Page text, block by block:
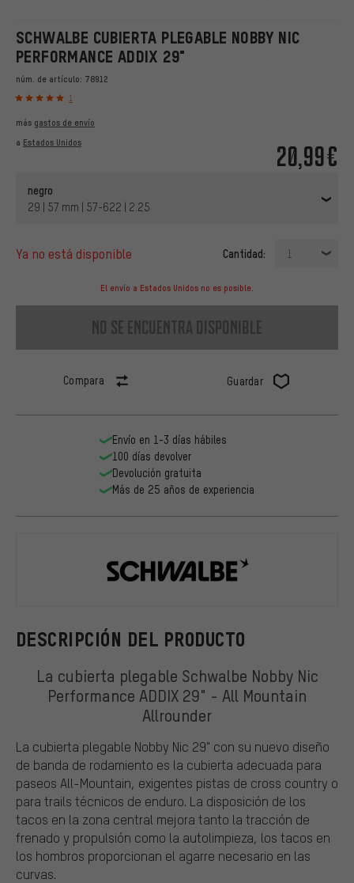
SCHWALBE CUBIERTA PLEGABLE NOBBY NIC
PERFORMANCE ADDIX 29"
núm. de artículo: 78912
1
20,99€
más gastos de envío
a Estados Unidos
negro
29 | 57 mm | 57-622 | 2.25
ya no está disponible Cantidad: 1
El envío a Estados Unidos no es posible.
no se encuentra disponible
Compara Guardar
DESCRIPCIÓN DEL PRODUCTO
La cubierta plegable Schwalbe Nobby Nic
Performance ADDIX 29" - All Mountain
Allrounder
La cubierta plegable Nobby Nic 29" con su nuevo diseño
de banda de rodamiento es la cubierta adecuada para
paseos All-Mountain, exigentes pistas de cross country o
para trails técnicos de enduro. La disposición de los
tacos en la zona central mejora tanto la tracción de
frenado y propulsión como la autolimpieza, los tacos en
los hombros proporcionan el agarre necesario en las
curvas.
Envío en 1-3 días hábiles
100 días devolver
Devolución gratuita
Más de 25 años de experiencia